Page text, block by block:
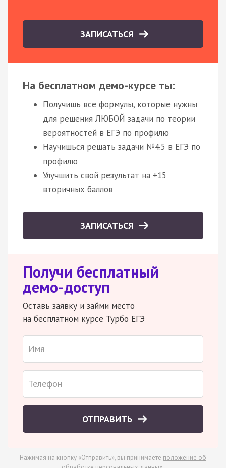
ЗАПИСАТЬСЯ
На бесплатном демо-курсе ты:
Получишь все формулы, которые нужны
для решения ЛЮБОЙ задачи по теории
вероятностей в ЕГЭ по профилю
Научишься решать задачи №4.5 в ЕГЭ по
профилю
Улучшить свой результат на +15
вторичных баллов
ЗАПИСАТЬСЯ
Получи бесплатный
демо-доступ
Оставь заявку и займи место
на бесплатном курсе Турбо ЕГЭ
ОТПРАВИТЬ
Нажимая на кнопку «Отправить», вы принимаете положение об